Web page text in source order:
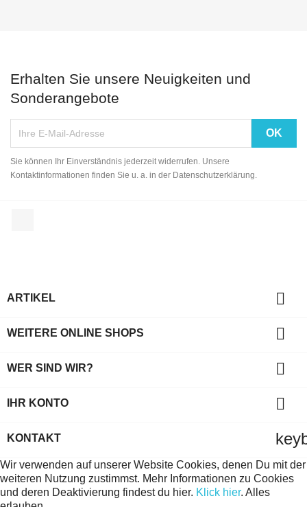
Erhalten Sie unsere Neuigkeiten und
Sonderangebote
Sie können Ihr Einverständnis jederzeit widerrufen. Unsere
Kontaktinformationen finden Sie u. a. in der Datenschutzerklärung.
ARTIKEL 
WEITERE ONLINE SHOPS 
WER SIND WIR? 
IHR KONTO 
KONTAKT
Wir verwenden auf unserer Website Cookies, denen Du mit der
weiteren Nutzung zustimmst. Mehr Informationen zu Cookies
und deren Deaktivierung findest du hier. Klick hier. Alles